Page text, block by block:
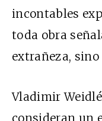
incontables
toda obra
extrañeza,
Vladimir
consideran un